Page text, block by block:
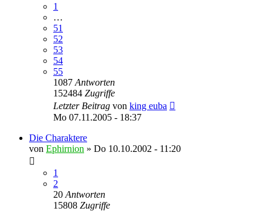
1
…
51
52
53
54
55
1087 Antworten
152484 Zugriffe
Letzter Beitrag von king euba
Mo 07.11.2005 - 18:37
Die Charaktere
von Ephirnion » Do 10.10.2002 - 11:20
1
2
20 Antworten
15808 Zugriffe